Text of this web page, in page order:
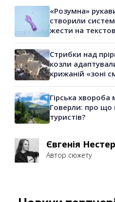
«Розумна»
створили
жести на
Стрибки над
козли
крижаній «зоні
Гірська
Говерли: про що
туристів?
Євгенія
Автор сюжету